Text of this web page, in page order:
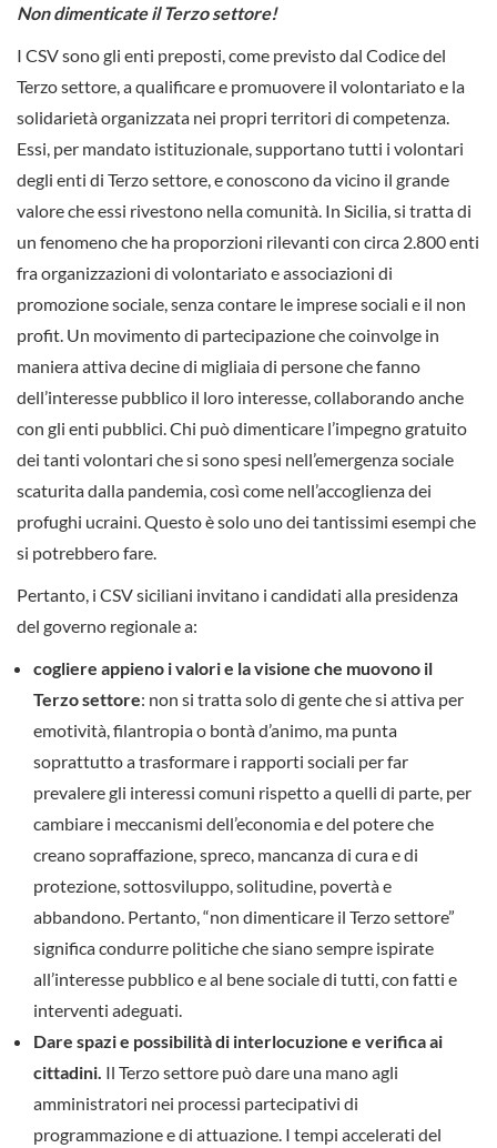
Non dimenticate il Terzo settore!
I CSV sono gli enti preposti, come previsto dal Codice del
Terzo settore, a qualificare e promuovere il volontariato e la
solidarietà organizzata nei propri territori di competenza.
Essi, per mandato istituzionale, supportano tutti i volontari
degli enti di Terzo settore, e conoscono da vicino il grande
valore che essi rivestono nella comunità. In Sicilia, si tratta di
un fenomeno che ha proporzioni rilevanti con circa 2.800 enti
fra organizzazioni di volontariato e associazioni di
promozione sociale, senza contare le imprese sociali e il non
profit. Un movimento di partecipazione che coinvolge in
maniera attiva decine di migliaia di persone che fanno
dell’interesse pubblico il loro interesse, collaborando anche
con gli enti pubblici. Chi può dimenticare l’impegno gratuito
dei tanti volontari che si sono spesi nell’emergenza sociale
scaturita dalla pandemia, così come nell’accoglienza dei
profughi ucraini. Questo è solo uno dei tantissimi esempi che
si potrebbero fare.
Pertanto, i CSV siciliani invitano i candidati alla presidenza
del governo regionale a:
cogliere appieno i valori e la visione che muovono il
Terzo settore: non si tratta solo di gente che si attiva per
emotività, filantropia o bontà d’animo, ma punta
soprattutto a trasformare i rapporti sociali per far
prevalere gli interessi comuni rispetto a quelli di parte, per
cambiare i meccanismi dell’economia e del potere che
creano sopraffazione, spreco, mancanza di cura e di
protezione, sottosviluppo, solitudine, povertà e
abbandono. Pertanto, “non dimenticare il Terzo settore”
significa condurre politiche che siano sempre ispirate
all’interesse pubblico e al bene sociale di tutti, con fatti e
interventi adeguati.
Dare spazi e possibilità di interlocuzione e verifica ai
cittadini. Il Terzo settore può dare una mano agli
amministratori nei processi partecipativi di
programmazione e di attuazione. I tempi accelerati del